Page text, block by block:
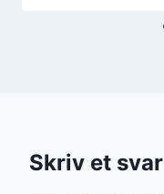
Skriv et svar